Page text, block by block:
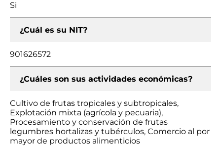
Si
¿Cuál es su NIT?
901626572
¿Cuáles son sus actividades económicas?
Cultivo de frutas tropicales y subtropicales,
Explotación mixta (agrícola y pecuaria),
Procesamiento y conservación de frutas
legumbres hortalizas y tubérculos, Comercio al por
mayor de productos alimenticios